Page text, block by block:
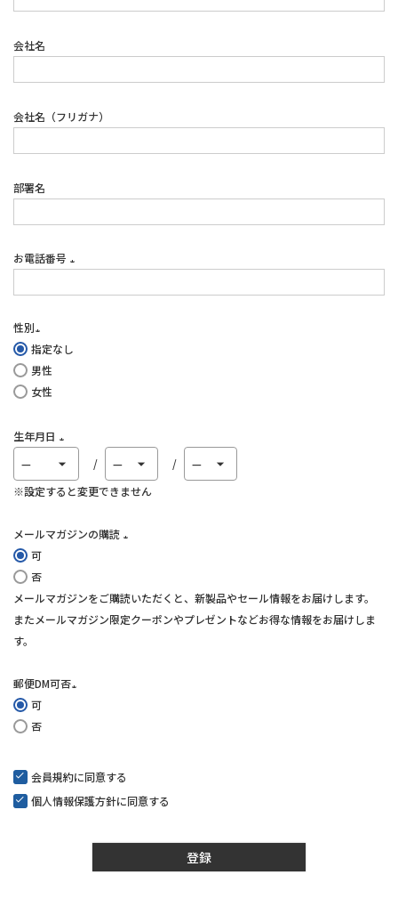
会社名
会社名（フリガナ）
部署名
お電話番号
性別
(必
須)
指定なし
男性
女性
生年月日
(必
須)
※設定すると変更できません
メールマガジンの購読
可
否
メールマガジンをご購読いただくと、新製品やセール情報をお届けします。
またメールマガジン限定クーポンやプレゼントなどお得な情報をお届けしま
す。
郵便DM可否
可
否
会員規約に同意する
個人情報保護方針に同意する
登録